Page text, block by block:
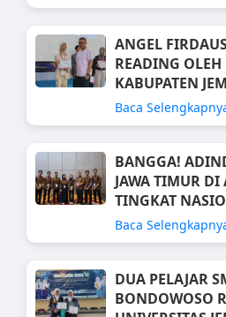
ANGEL
READING
KABUPATEN
Baca
BANGGA!
JAWA TIMUR DI
TINGKAT
Baca
DUA PELAJAR
BONDOWOSO